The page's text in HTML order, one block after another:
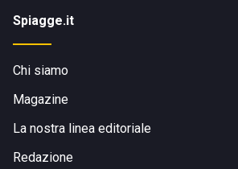
Spiagge.it
Chi siamo
Magazine
La nostra linea editoriale
Redazione